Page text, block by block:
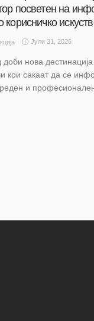
посветен на
корисничко
Јули 31, 2026
нова дестинација
кои сакаат да се
и